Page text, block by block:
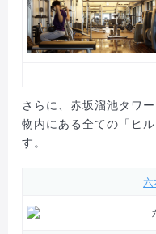
さらに、赤坂溜池タワ
物内にある全ての「ヒ
す。